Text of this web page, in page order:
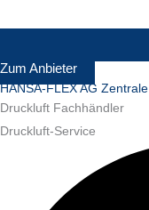
Zum Anbieter
HANSA-FLEX AG Zentrale
Druckluft Fachhändler
Druckluft-Service